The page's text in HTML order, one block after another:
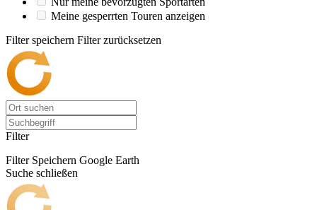
Meine gesperrten Touren anzeigen
Filter speichern Filter zurücksetzen
Filter
Filter Speichern Google Earth
Suche schließen